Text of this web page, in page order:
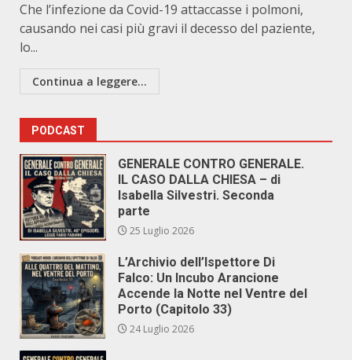
Che l’infezione da Covid-19 attaccasse i polmoni,
causando nei casi più gravi il decesso del paziente,
lo...
Continua a leggere...
PODCAST
GENERALE CONTRO GENERALE.
IL CASO DALLA CHIESA – di
Isabella Silvestri. Seconda
parte
25 Luglio 2026
L’Archivio dell’Ispettore Di
Falco: Un Incubo Arancione
Accende la Notte nel Ventre del
Porto (Capitolo 33)
24 Luglio 2026